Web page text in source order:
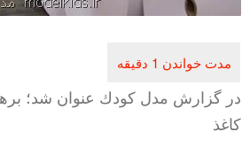
در گزارش مدل كودك عنوان شد؛
كاغذ